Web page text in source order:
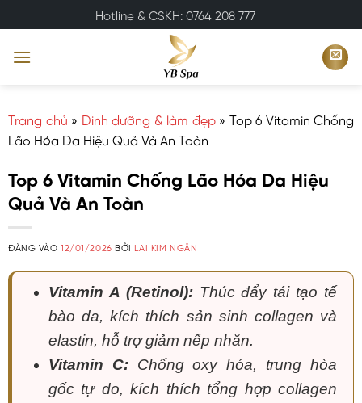
qua
nội
Hotline & CSKH: 0764 208 777
Trang chủ » Dinh dưỡng & làm đẹp» Top 6 Vitamin Chống
Lão Hóa Da Hiệu Quả Và An Toàn
Top 6 Vitamin Chống Lão Hóa Da Hiệu
Quả Và An Toàn
ĐĂNG VÀO12/01/2026 BỞI LAI KIM NGÂN
Vitamin A (Retinol):Thúc đẩy tái tạo tế
bào da, kích thích sản sinh collagen và
elastin, hỗ trợ giảm nếp nhăn.
Vitamin C:Chống oxy hóa, trung hòa
gốc tự do, kích thích tổng hợp collagen